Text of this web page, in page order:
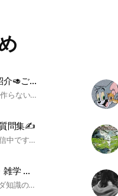
誰でも簡単に作れるレシピ紹介🥑ごはんの写真📸
#料理が苦手だけど、どうしても作らないといけない時ってありますよね。誰でも簡単に作れるレシピを紹介してみんなでシェアしましょう！
質問集✍️
自己理解を深める質問を週1回配信中です💭 質問を見て、 「自分はどうか？」 を考えるきっかけになれは嬉しいです☺️ 自分の答えや意見をオプチャに書き込む(送信する)のもOKです🙆‍♀️ ※他者を嫌な気持ちにさせたり、攻撃するような発言はお控えください。 🔻こんな人にオススメ🔻 ☑︎自己理解を深めたい ☑︎自分のことはいつも後回し… ☑︎人生もっとよくしたい！！ ☑︎忙しくて自分時間がない ☑︎書く習慣を身に付けたい ☑︎自分について思考したい 🔻使い方🔻 週1で送信される質問を見る→考える→書き込む 書き込むかどうかは自由です！ 強制でもないのでごゆるりとおたのしみください☺️ 🔻管理者🔻 しおり https://instagram.com/shiori_iroiro/ 書く習慣があり、ジャーナリングを通じて目標達成サポートをさせていただいております。 イベントのお知らせや講座の案内をさせていただくことがございます。
へぇ〜なるほど！トリビア・雑学 豆知識を投稿（閲覧のみOK）
閲覧のみの入室OK！使えないムダ知識のトリビアや豆知識を投稿して 楽しむだけのルームです 関係のない投稿はやめてね！ #トリビア #うんちく #雑学 #豆知識 ＃サブトークルーム →＃世間話 ＃スタンプ